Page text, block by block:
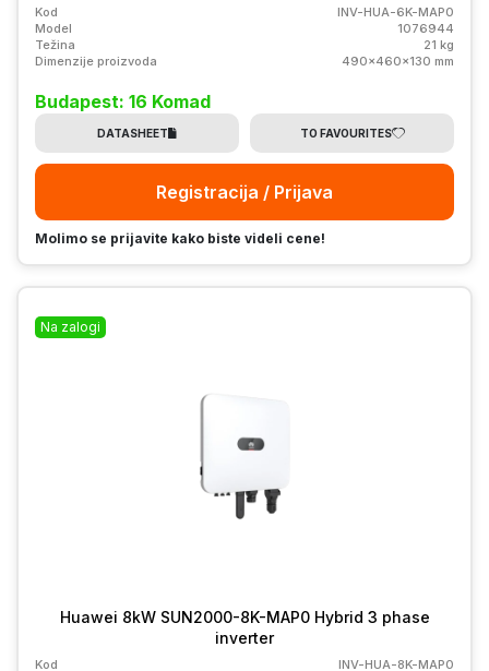
Kod
INV-HUA-6K-MAP0
Model
1076944
Težina
21 kg
Dimenzije proizvoda
490x460x130 mm
Budapest: 16 Komad
DATASHEET TO FAVOURITES
Registracija / Prijava
Molimo se prijavite kako biste videli cene!
Na zalogi
Huawei 8kW SUN2000-8K-MAP0 Hybrid 3 phase
inverter
Kod INV-HUA-8K-MAP0